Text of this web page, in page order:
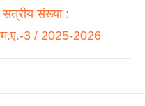
संख्या :
3 / 2025-2026